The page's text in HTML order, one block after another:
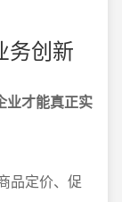
务创新
业才能真正实
品定价、促